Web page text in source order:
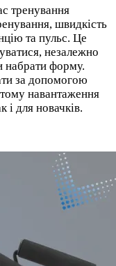
тренування
швидкість
та пульс. Це
незалежно
набрати форму.
за допомогою
тому навантаження
і для новачків.